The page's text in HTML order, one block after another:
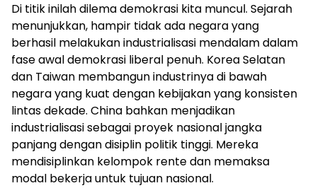
Di titik inilah dilema demokrasi kita muncul. Sejarah
menunjukkan, hampir tidak ada negara yang
berhasil melakukan industrialisasi mendalam dalam
fase awal demokrasi liberal penuh. Korea Selatan
dan Taiwan membangun industrinya di bawah
negara yang kuat dengan kebijakan yang konsisten
lintas dekade. China bahkan menjadikan
industrialisasi sebagai proyek nasional jangka
panjang dengan disiplin politik tinggi. Mereka
mendisiplinkan kelompok rente dan memaksa
modal bekerja untuk tujuan nasional.